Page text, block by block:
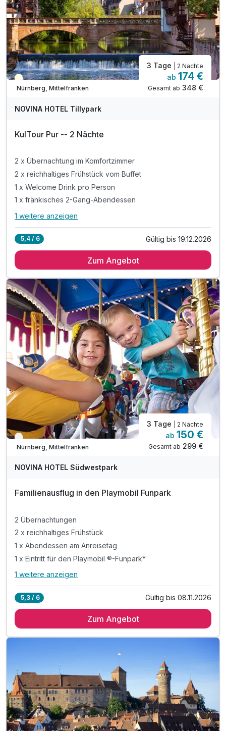
Teilweise ausgelastet
Nürnberg, Mittelfranken
3 Tage | 2 Nächte
ab 174 €
Gesamt ab 348 €
NOVINA HOTEL Tillypark
KulTour Pur -- 2 Nächte
2 x Übernachtung im Komfortzimmer
2 x reichhaltiges Frühstück vom Buffet
1 x Welcome Drink pro Person
1 x fränkisches 2-Gang-Abendessen
Alle Inklusivleistungen
2 x reichhaltiges Frühstück vom Buffet
1 x fränkisches 2-Gang-Abendessen
1 x Gutschein für einen Welcomedrink
1 weitere anzeigen
5,4 / 6 Gültig bis 19.12.2026
Zum Angebot
Verfügbar bis November
Nürnberg, Mittelfranken
3 Tage | 2 Nächte
ab 150 €
Gesamt ab 299 €
NOVINA HOTEL Südwestpark
Familienausflug in den Playmobil Funpark
2 Übernachtungen
2 x reichhaltiges Frühstück
1 x Abendessen am Anreisetag
1 x Eintritt für den Playmobil ®-Funpark*
Alle Inklusivleistungen
2 x reichhaltiges Frühstück
1 x eine Flasche Mineralwasser 0,7l zum Abendessen
1 weitere anzeigen
5,3 / 6 Gültig bis 08.11.2026
Zum Angebot